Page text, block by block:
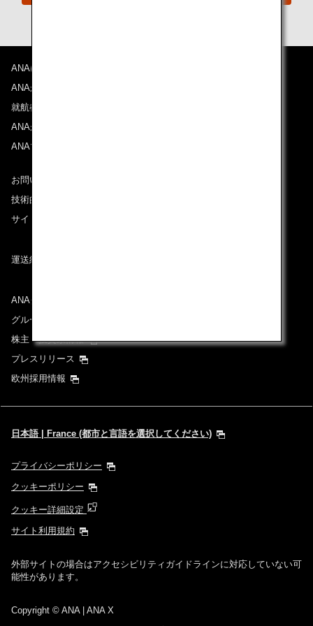
ANAについて
ANAからのお知らせ
就航都市
ANAがお約束する体験
ANAマイレージクラブ
お問い合わせ
技術的なお問い合わせ（推奨環境）
サイトマップ
運送約款
ANAグループについて
グループ企業一覧
株主・投資家情報
プレスリリース
欧州採用情報
日本語 | France (都市と言語を選択してください)
プライバシーポリシー
クッキーポリシー
クッキー詳細設定
サイト利用規約
外部サイトの場合はアクセシビリティガイドラインに対応していない可
能性があります。
Copyright © ANA | ANA X